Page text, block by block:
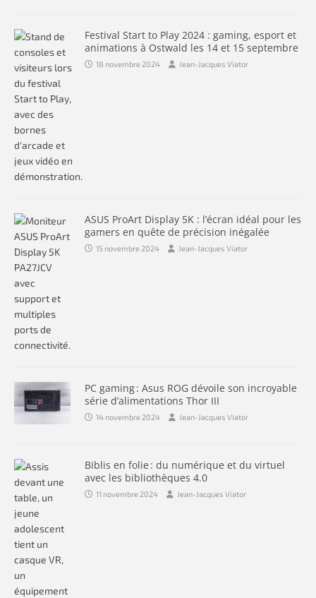
Festival Start to Play 2024 : gaming, esport et
animations à Ostwald les 14 et 15 septembre
18 novembre 2024 Jean-Jacques Viator
ASUS ProArt Display 5K : l’écran idéal pour les
gamers en quête de précision inégalée
15 novembre 2024 Jean-Jacques Viator
PC gaming : Asus ROG dévoile son incroyable
série d’alimentations Thor III
14 novembre 2024 Jean-Jacques Viator
Biblis en folie : du numérique et du virtuel
avec les bibliothèques 4.0
11 novembre 2024 Jean-Jacques Viator